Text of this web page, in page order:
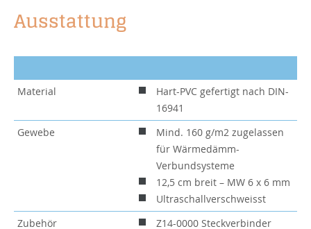
Ausstattung
Material
Hart-PVC gefertigt nach DIN-
16941
Gewebe
Mind. 160 g/m2 zugelassen
für Wärmedämm-
Verbundsysteme
12,5 cm breit – MW 6 x 6 mm
Ultraschallverschweisst
Zubehör
Z14-0000 Steckverbinder